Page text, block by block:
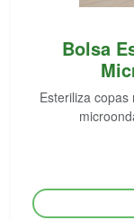
Bolsa
Esteriliza